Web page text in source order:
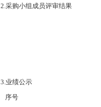
2.采购小组成员评审结果
3.业绩公示
序号